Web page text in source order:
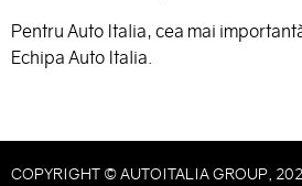
Pentru Auto Italia, cea mai
Echipa Auto Italia.
COPYRIGHT © AUTOITALIA GROUP,